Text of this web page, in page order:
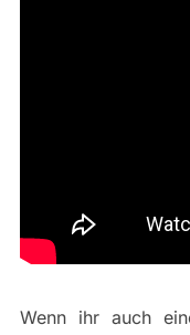
Wenn ihr auch